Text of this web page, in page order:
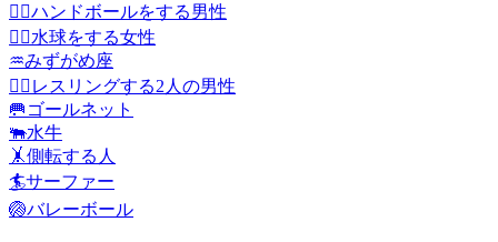
🤾‍♂️ハンドボールをする男性
🤽‍♀️水球をする女性
♒みずがめ座
🤼‍♂️ レスリングする2人の男性
🥅 ゴールネット
🐃水牛
🤸側転する人
🏄サーファー
🏐バレーボール